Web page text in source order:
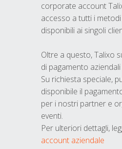
corporate account
accesso a tutti i
disponibili ai singoli
Oltre a questo, Talixo
di pagamento
Su richiesta speciale,
disponibile il
per i nostri partner e
eventi.
Per ulteriori dettagli,
account aziendale